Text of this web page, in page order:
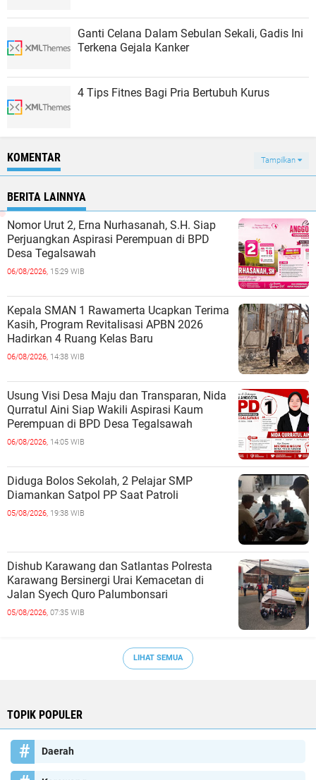
Ganti Celana Dalam Sebulan Sekali, Gadis Ini
Terkena Gejala Kanker
4 Tips Fitnes Bagi Pria Bertubuh Kurus
KOMENTAR Tampilkan
BERITA LAINNYA
Nomor Urut 2, Erna Nurhasanah, S.H. Siap
Perjuangkan Aspirasi Perempuan di BPD
Desa Tegalsawah
06/08/2026, 15:29 WIB
Kepala SMAN 1 Rawamerta Ucapkan Terima
Kasih, Program Revitalisasi APBN 2026
Hadirkan 4 Ruang Kelas Baru
06/08/2026, 14:38 WIB
Usung Visi Desa Maju dan Transparan, Nida
Qurratul Aini Siap Wakili Aspirasi Kaum
Perempuan di BPD Desa Tegalsawah
06/08/2026, 14:05 WIB
Diduga Bolos Sekolah, 2 Pelajar SMP
Diamankan Satpol PP Saat Patroli
05/08/2026, 19:38 WIB
Dishub Karawang dan Satlantas Polresta
Karawang Bersinergi Urai Kemacetan di
Jalan Syech Quro Palumbonsari
05/08/2026, 07:35 WIB
LIHAT SEMUA
TOPIK POPULER
Daerah